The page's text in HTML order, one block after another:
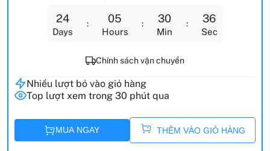
24
Days
05
Hours
30
Min
34
Sec
Chính sách vận chuyển
Nhiều lượt bỏ vào giỏ hàng
Top lượt xem trong 30 phút qua
MUA NGAY THÊM VÀO GIỎ HÀNG